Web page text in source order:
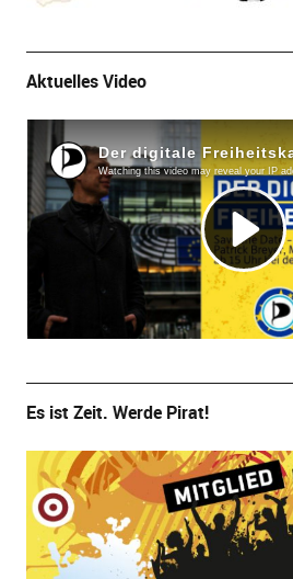
Aktuelles Video
Es ist Zeit. Werde Pirat!